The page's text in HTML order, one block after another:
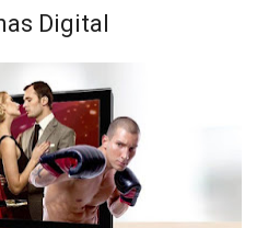
Digital